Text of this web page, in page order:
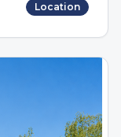
Location